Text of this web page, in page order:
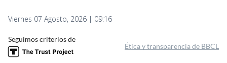
Viernes 07 Agosto, 2026 | 09:16
Seguimos criterios de
Ética y transparencia de BBCL